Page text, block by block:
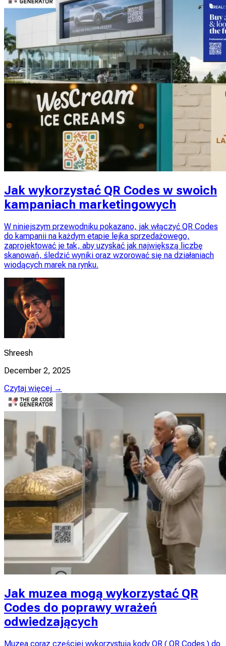
Jak wykorzystać QR Codes w swoich
kampaniach marketingowych
W niniejszym przewodniku pokazano, jak włączyć QR Codes
do kampanii na każdym etapie lejka sprzedażowego,
zaprojektować je tak, aby uzyskać jak największą liczbę
skanowań, śledzić wyniki oraz wzorować się na działaniach
wiodących marek na rynku.
Shreesh
December 2, 2025
Czytaj więcej →
Jak muzea mogą wykorzystać QR
Codes do poprawy wrażeń
odwiedzających
Muzea coraz częściej wykorzystują kody QR ( QR Codes ) do